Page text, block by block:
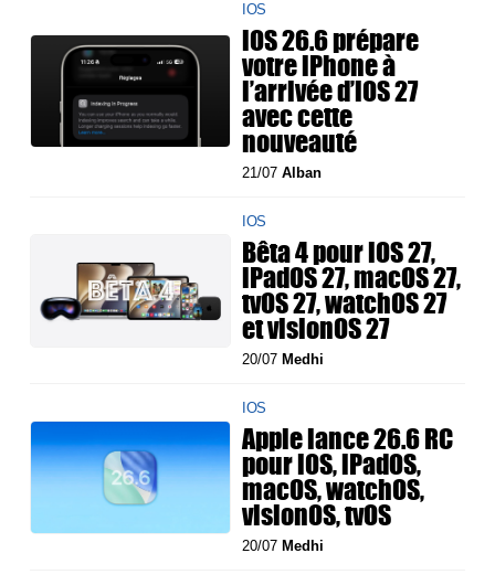
IOS
iOS 26.6 prépare
votre iPhone à
l’arrivée d’iOS 27
avec cette
nouveauté
21/07Alban
IOS
Bêta 4 pour iOS 27,
iPadOS 27, macOS 27,
tvOS 27, watchOS 27
et visionOS 27
20/07 Medhi
IOS
Apple lance 26.6 RC
pour iOS, iPadOS,
macOS, watchOS,
visionOS, tvOS
20/07 Medhi